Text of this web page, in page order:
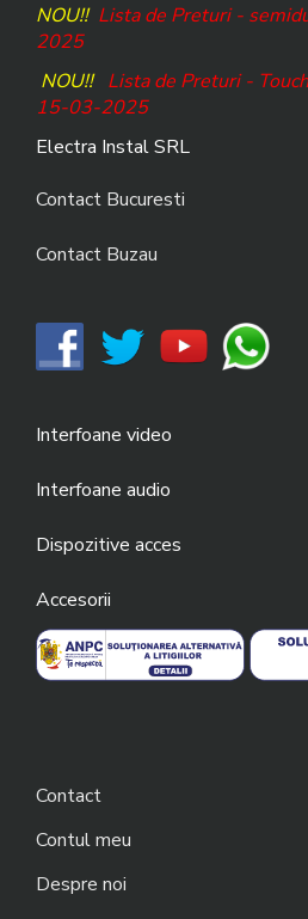
NOU!! Lista de Preturi -
2025
NOU!! Lista de Preturi -
15-03-2025
Electra Instal SRL
Contact Bucuresti
Contact Buzau
Interfoane video
Interfoane audio
Dispozitive acces
Accesorii
Contact
Contul meu
Despre noi